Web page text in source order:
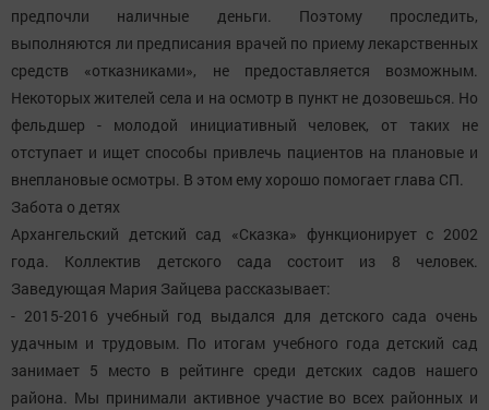
предпочли наличные деньги. Поэтому проследить,
выполняются ли предписания врачей по приему лекарственных
средств «отказниками», не предоставляется возможным.
Некоторых жителей села и на осмотр в пункт не дозовешься. Но
фельдшер - молодой инициативный человек, от таких не
отступает и ищет способы привлечь пациентов на плановые и
внеплановые осмотры. В этом ему хорошо помогает глава СП.
Забота о детях
Архангельский детский сад «Сказка» функционирует с 2002
года. Коллектив детского сада состоит из 8 человек.
Заведующая Мария Зайцева рассказывает:
- 2015-2016 учебный год выдался для детского сада очень
удачным и трудовым. По итогам учебного года детский сад
занимает 5 место в рейтинге среди детских садов нашего
района. Мы принимали активное участие во всех районных и